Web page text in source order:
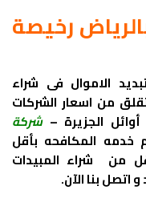
رخيصة
الاموال فى شراء
من اسعار الشركات
الجزيرة – شركة
المكافحه بأقل
من شراء المبيدات
اتصل بنا الآن.